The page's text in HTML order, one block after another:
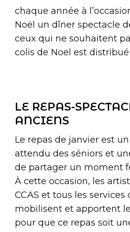
chaque année à
Noël un dîner spectacle
ceux qui ne souhaitent
colis de Noël est
LE REPAS-
ANCIENS
Le repas de janvier est
attendu des séniors et
de partager un moment
À cette occasion, les
CCAS et tous les services
mobilisent et apportent
pour que ce repas soit